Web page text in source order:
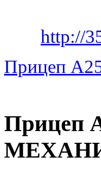
http://
Прицеп